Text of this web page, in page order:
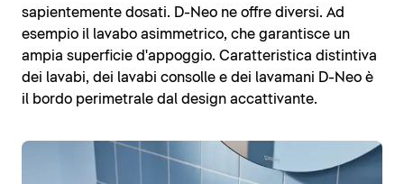
sapientemente dosati. D-Neo ne offre diversi. Ad
esempio il lavabo asimmetrico, che garantisce un
ampia superficie d'appoggio. Caratteristica distintiva
dei lavabi, dei lavabi consolle e dei lavamani D-Neo è
il bordo perimetrale dal design accattivante.